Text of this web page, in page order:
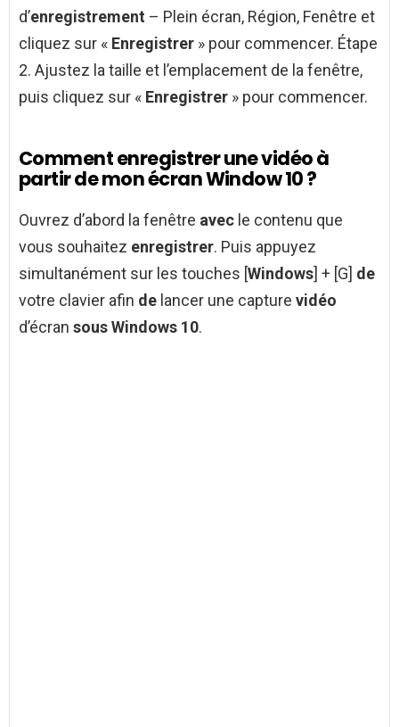
d’enregistrement – Plein écran, Région, Fenêtre et
cliquez sur « Enregistrer » pour commencer. Étape
2. Ajustez la taille et l’emplacement de la fenêtre,
puis cliquez sur « Enregistrer » pour commencer.
Comment enregistrer une vidéo à
partir de mon écran Window 10 ?
Ouvrez d’abord la fenêtre avec le contenu que
vous souhaitez enregistrer. Puis appuyez
simultanément sur les touches [Windows] + [G] de
votre clavier afin de lancer une capture vidéo
d’écran sous Windows 10.